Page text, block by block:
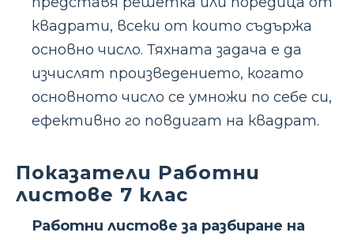
квадрати, всеки от които съдържа
основно число. Тяхната задача е да
изчислят произведението, когато
основното число се умножи по себе си,
ефективно го повдигат на квадрат.
Показатели Работни
листове 7 клас
Работни листове за разбиране на